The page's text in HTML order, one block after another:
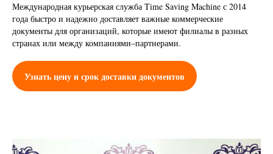
Международная курьерская служба Time Saving Machine с 2014
года быстро и надежно доставляет важные коммерческие
документы для организаций, которые имеют филиалы в разных
странах или между компаниями–партнерами.
Узнать цену и срок доставки документов